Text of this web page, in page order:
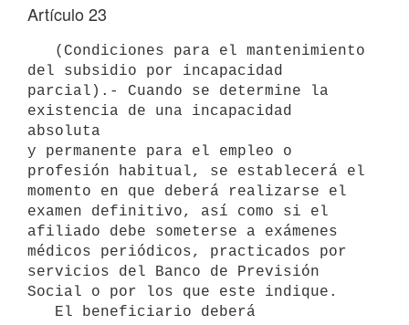
Artículo 23
del subsidio por incapacidad
parcial).- Cuando se determine la
existencia de una incapacidad
absoluta
y permanente para el empleo o
profesión habitual, se establecerá el
momento en que deberá realizarse el
examen definitivo, así como si el
afiliado debe someterse a exámenes
médicos periódicos, practicados por
servicios del Banco de Previsión
Social o por los que este indique.